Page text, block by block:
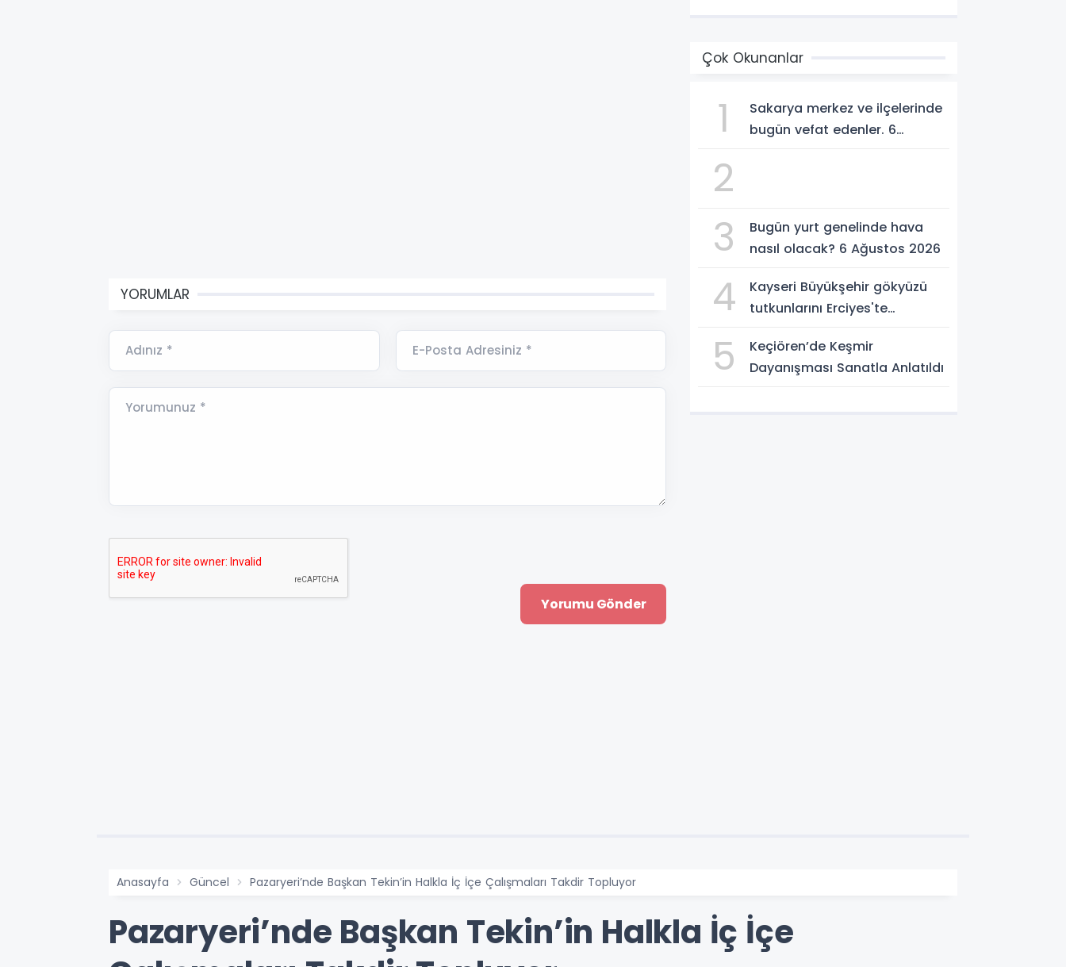
YORUMLAR
Adınız * E-Posta Adresiniz *
Yorumunuz *
Çok Okunanlar
1
Sakarya merkez ve ilçelerinde
bugün vefat edenler. 6
2
3
Bugün yurt genelinde hava
nasıl olacak? 6 Ağustos 2026
4
Kayseri Büyükşehir gökyüzü
tutkunlarını Erciyes'te
5
Keçiören’de Keşmir
Dayanışması Sanatla Anlatıldı
Anasayfa Güncel Pazaryeri’nde Başkan Tekin’in Halkla İç İçe Çalışmaları Takdir Topluyor
Pazaryeri’nde Başkan Tekin’in Halkla İç İçe